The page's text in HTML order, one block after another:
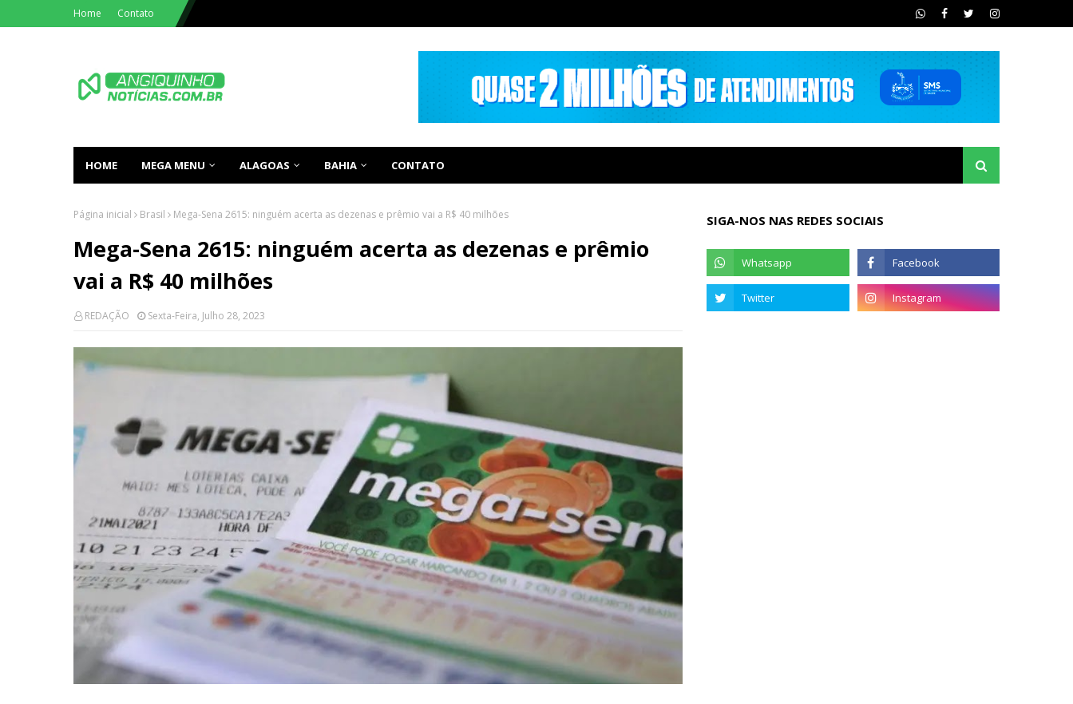
Home Contato
HOME MEGA MENU ALAGOAS BAHIA CONTATO
Página inicial Brasil Mega-Sena 2615: ninguém acerta as dezenas e prêmio vai a R$ 40 milhões
Mega-Sena 2615: ninguém acerta as dezenas e prêmio
vai a R$ 40 milhões
REDAÇÃO Sexta-Feira, Julho 28, 2023
SIGA-NOS NAS REDES SOCIAIS